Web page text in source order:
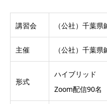
講習会 （公社）千葉
主催 （公社）千葉
形式
ハイブリッド
Zoom配信90名